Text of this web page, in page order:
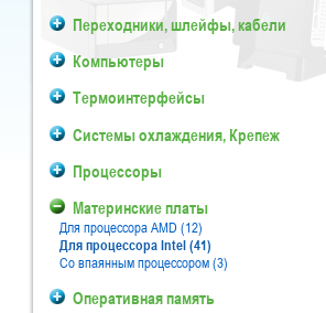
Переходники, шлейфы, кабели
Компьютеры
Термоинтерфейсы
Системы охлаждения, Крепеж
Процессоры
Материнские платы
Для процессора AMD (12)
Для процессора Intel (41)
Со впаянным процессором (3)
Оперативная память